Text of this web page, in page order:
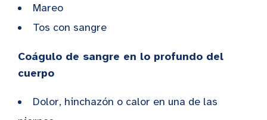
Mareo
Tos con sangre
Coágulo de sangre en lo profundo del
cuerpo
Dolor, hinchazón o calor en una de las